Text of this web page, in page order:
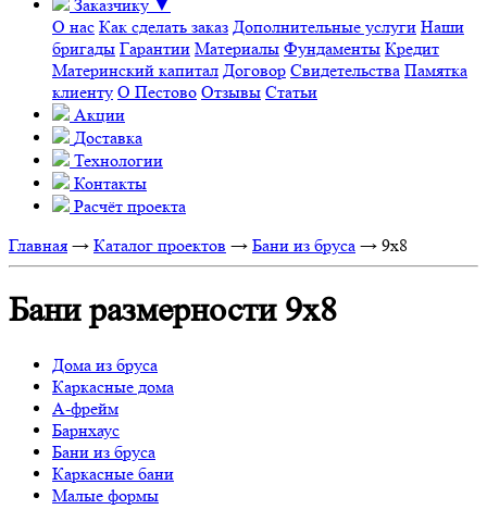
Заказчику ▼
О нас Как сделать заказ Дополнительные услуги Наши
бригады Гарантии Материалы Фундаменты Кредит
Материнский капитал Договор Свидетельства Памятка
клиенту О Пестово Отзывы Статьи
Акции
Доставка
Технологии
Контакты
Расчёт проекта
Главная → Каталог проектов → Бани из бруса → 9x8
Бани размерности 9х8
Дома из бруса
Каркасные дома
А-фрейм
Барнхаус
Бани из бруса
Каркасные бани
Малые формы